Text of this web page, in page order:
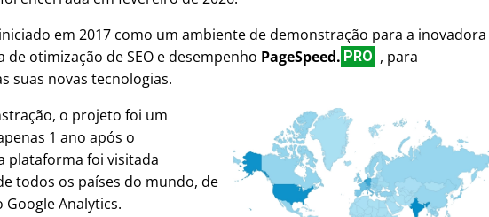
em 2017 como um ambiente de demonstração para a inovadora
de otimização de SEO e desempenho PageSpeed. PRO , para
suas novas tecnologias.
o projeto foi um
1 ano após o
plataforma foi visitada
todos os países do mundo, de
Analytics.